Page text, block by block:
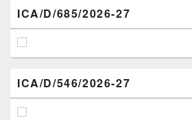
ICA/D/685/2026-27
ICA/D/546/2026-27